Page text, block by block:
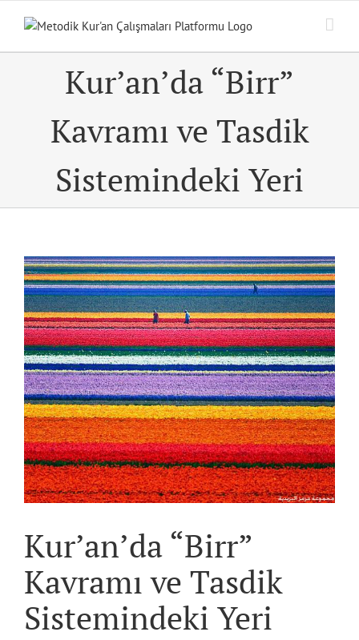
Kur’an’da “Birr”
Kavramı ve Tasdik
Sistemindeki Yeri
View
Larger
Image
Kur’an’da “Birr”
Kavramı ve Tasdik
Sistemindeki Yeri